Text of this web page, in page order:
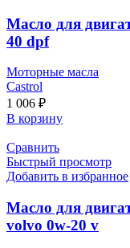
Масло для
40 dpf
Моторные масла
Castrol
1 006 ₽
В корзину
Сравнить
Быстрый просмотр
Добавить в избранное
Масло для
volvo 0w-20 v